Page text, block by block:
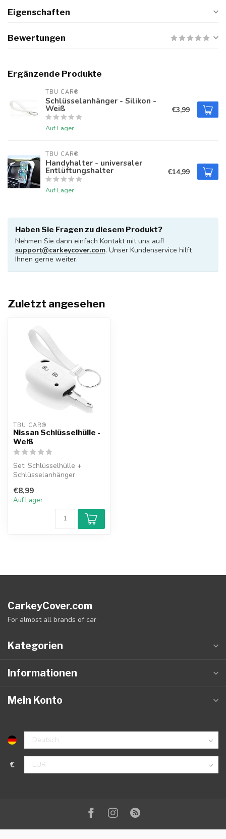
Eigenschaften
Bewertungen
Ergänzende Produkte
TBU CAR®
Schlüsselanhänger - Silikon -
Weiß
Auf Lager
€3,99
TBU CAR®
Handyhalter - universaler
Entlüftungshalter
Auf Lager
€14,99
Haben Sie Fragen zu diesem Produkt?
Nehmen Sie dann einfach Kontakt mit uns auf!
support@carkeycover.com. Unser Kundenservice hilft
Ihnen gerne weiter.
Zuletzt angesehen
TBU CAR®
Nissan Schlüsselhülle -
Weiß
Set: Schlüsselhülle +
Schlüsselanhänger
€8,99
Auf Lager
CarkeyCover.com
For almost all brands of car
Kategorien
Informationen
Mein Konto
€